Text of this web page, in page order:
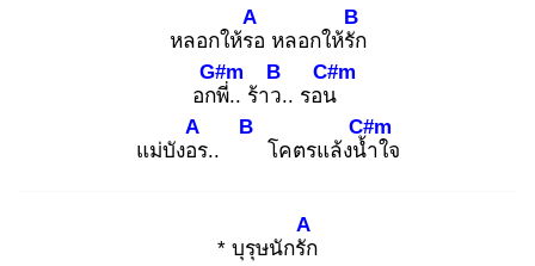
หลอกให้รอ
A
หลอกให้รัก
B
อกพี่
G#m
.. ร้าว.
B
. รอน
C#m
แม่บังอร
A
..
B
โคตรแล้งน้ำ
C#m
ใจ
* บุรุษนักรัก
A